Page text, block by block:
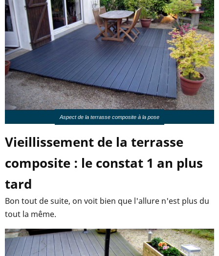
Aspect de la terrasse composite à la pose
Vieillissement de la terrasse
composite : le constat 1 an plus
tard
Bon tout de suite, on voit bien que l'allure n'est plus du
tout la même.